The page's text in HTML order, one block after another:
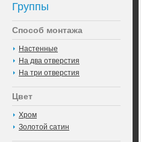
Группы
Способ монтажа
Настенные
На два отверстия
На три отверстия
Цвет
Хром
Золотой сатин